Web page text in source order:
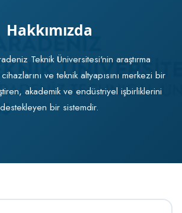
Hakkımızda
Teknik Üniversitesi'nin araştırma
ve teknik altyapısını merkezi bir
akademik ve endüstriyel işbirliklerini
destekleyen bir sistemdir.